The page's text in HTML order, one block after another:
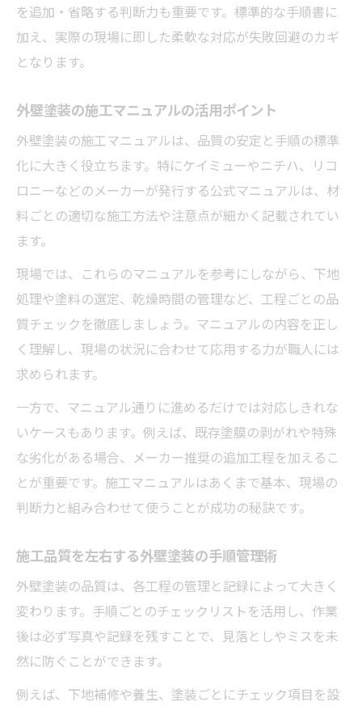
工事中のチェックポイントを解き明かす
外壁塗装中の現場確認で押さえるべき要点
外壁塗装の作業品質を見極めるチェック方
法
外壁塗装の工事中に気付くべきトラブル兆
候
外壁塗装の各工程で確認するべきチェック
仕様書の活用で外壁塗装を成功へ導く
外壁塗装の仕様書は施工成功の必須アイテ
ム
施工マニュアル活用で外壁塗装品質を高め
る方法
外壁塗装の仕様書を活かした業者選定のコ
ツ
外壁塗装の仕様書確認でトラブルを回避す
る
外壁塗装の取扱説明書と営業マニュアルの
を追加・省略する判断力も重要です。標準的な手順書に
加え、実際の現場に即した柔軟な対応が失敗回避のカギ
となります。
外壁塗装の施工マニュアルの活用ポイント
外壁塗装の施工マニュアルは、品質の安定と手順の標準
化に大きく役立ちます。特にケイミューやニチハ、リコ
ロニーなどのメーカーが発行する公式マニュアルは、材
料ごとの適切な施工方法や注意点が細かく記載されてい
ます。
現場では、これらのマニュアルを参考にしながら、下地
処理や塗料の選定、乾燥時間の管理など、工程ごとの品
質チェックを徹底しましょう。マニュアルの内容を正し
く理解し、現場の状況に合わせて応用する力が職人には
求められます。
一方で、マニュアル通りに進めるだけでは対応しきれな
いケースもあります。例えば、既存塗膜の剥がれや特殊
な劣化がある場合、メーカー推奨の追加工程を加えるこ
とが重要です。施工マニュアルはあくまで基本、現場の
判断力と組み合わせて使うことが成功の秘訣です。
施工品質を左右する外壁塗装の手順管理術
外壁塗装の品質は、各工程の管理と記録によって大きく
変わります。手順ごとのチェックリストを活用し、作業
後は必ず写真や記録を残すことで、見落としやミスを未
然に防ぐことができます。
例えば、下地補修や養生、塗装ごとにチェック項目を設